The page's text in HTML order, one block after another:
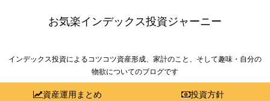
お気楽インデックス投資ジャーニー
インデックス投資によるコツコツ資産形成、家計のこと、そして趣味・自分の
物欲についてのブログです
資産運用まとめ 投資方針